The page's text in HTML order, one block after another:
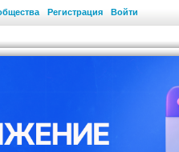
Регистрация Войти